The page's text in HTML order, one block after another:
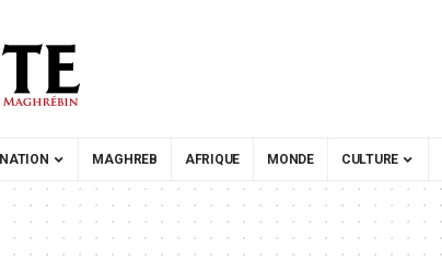
NATION MAGHREB AFRIQUE MONDE CULTURE